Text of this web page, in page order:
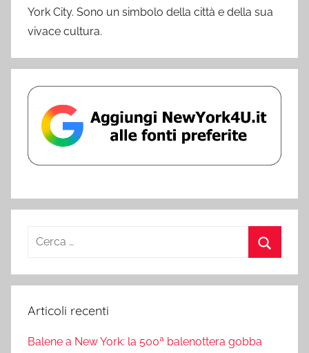
York City. Sono un simbolo della città e della sua
vivace cultura.
Ricerca
Articoli recenti
Balene a New York: la 500ª balenottera gobba